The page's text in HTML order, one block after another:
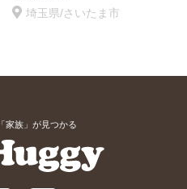
埼玉県/さいたま市
家族」が見つかる